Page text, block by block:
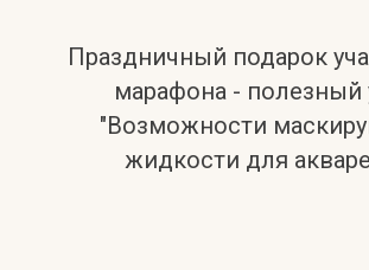
Праздничный подарок
марафона - полезный
"Возможности
жидкости для